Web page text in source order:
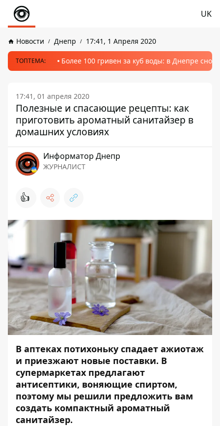
UK
Новости Днепр 17:41, 1 Апреля 2020
ТОПТЕМА: Более 100 гривен за куб воды: в Днепре
17:41, 01 апреля 2020
Полезные и спасающие рецепты: как
приготовить ароматный санитайзер в
домашних условиях
Информатор Днепр
ЖУРНАЛИСТ
👍
В аптеках потихоньку спадает ажиотаж
и приезжают новые поставки. В
супермаркетах предлагают
антисептики, воняющие спиртом,
поэтому мы решили предложить вам
создать компактный ароматный
санитайзер.